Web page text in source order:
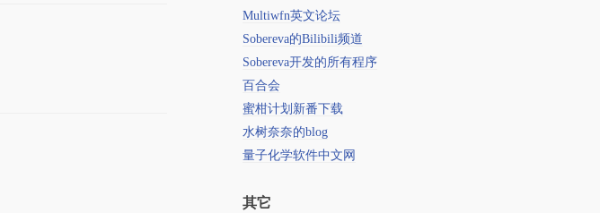
Multiwfn英文论坛
Sobereva的Bilibili频道
Sobereva开发的所有程序
百合会
蜜柑计划新番下载
水树奈奈的blog
量子化学软件中文网
其它